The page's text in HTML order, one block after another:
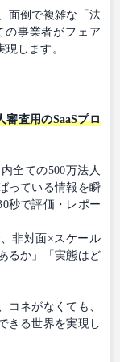
面倒で複雑な「法
の事業者がフェア
します。
審査用のSaaSプロ
全ての500万法人
っている情報を瞬
秒で評価・レポー
非対面×スケール
るか」「実態はど
コネがなくても、
きる世界を実現し